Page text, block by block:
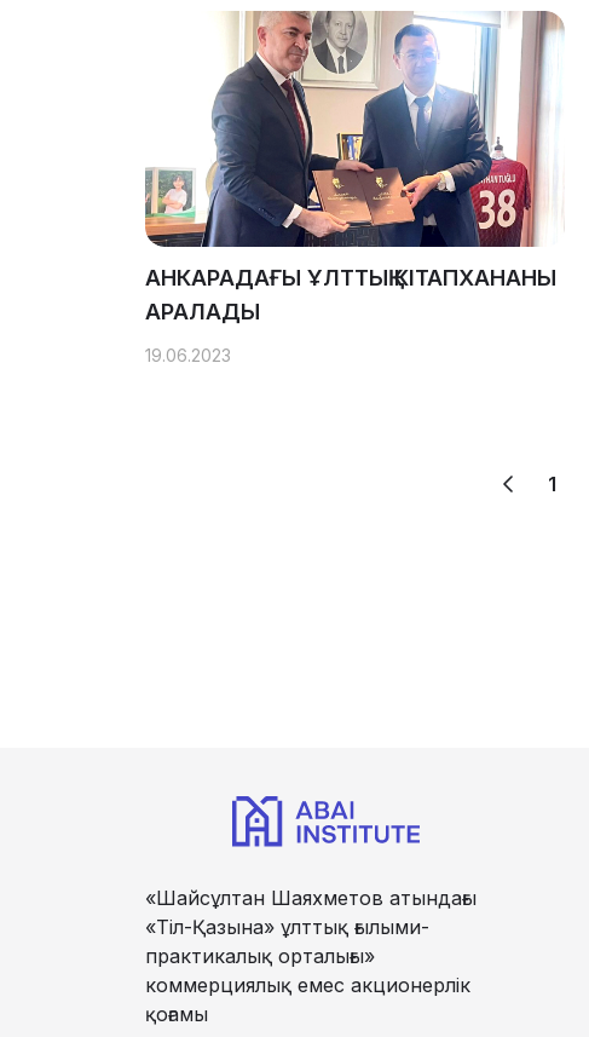
АНКАРАДАҒЫ ҰЛТТЫҚ КІТАПХАНАНЫ
АРАЛАДЫ
19.06.2023
1
«Шайсұлтан Шаяхметов атындағы
«Тіл-Қазына» ұлттық ғылыми-
практикалық орталығы»
коммерциялық емес акционерлік
қоғамы